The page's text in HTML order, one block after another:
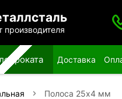
производителя
Доставка
Полоса 25х4 мм